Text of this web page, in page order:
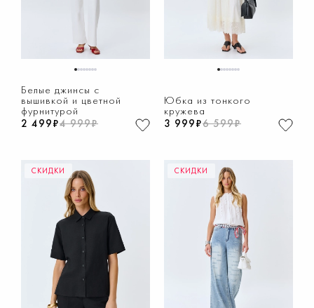
12345678
Белые джинсы с
вышивкой и цветной
фурнитурой
2 499₽4 999₽
12345678
Юбка из тонкого
кружева
3 999₽6 599₽
СКИДКИ СКИДКИ